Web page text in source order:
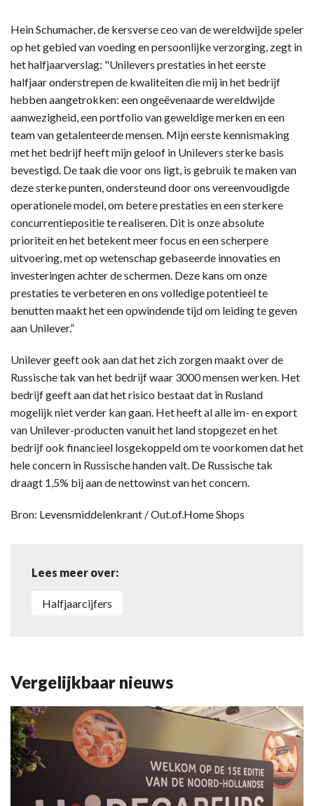
Hein Schumacher, de kersverse ceo van de wereldwijde speler
op het gebied van voeding en persoonlijke verzorging, zegt in
het halfjaarverslag: "Unilevers prestaties in het eerste
halfjaar onderstrepen de kwaliteiten die mij in het bedrijf
hebben aangetrokken: een ongeëvenaarde wereldwijde
aanwezigheid, een portfolio van geweldige merken en een
team van getalenteerde mensen. Mijn eerste kennismaking
met het bedrijf heeft mijn geloof in Unilevers sterke basis
bevestigd. De taak die voor ons ligt, is gebruik te maken van
deze sterke punten, ondersteund door ons vereenvoudigde
operationele model, om betere prestaties en een sterkere
concurrentiepositie te realiseren. Dit is onze absolute
prioriteit en het betekent meer focus en een scherpere
uitvoering, met op wetenschap gebaseerde innovaties en
investeringen achter de schermen. Deze kans om onze
prestaties te verbeteren en ons volledige potentieel te
benutten maakt het een opwindende tijd om leiding te geven
aan Unilever.”
Unilever geeft ook aan dat het zich zorgen maakt over de
Russische tak van het bedrijf waar 3000 mensen werken. Het
bedrijf geeft aan dat het risico bestaat dat in Rusland
mogelijk niet verder kan gaan. Het heeft al alle im- en export
van Unilever-producten vanuit het land stopgezet en het
bedrijf ook financieel losgekoppeld om te voorkomen dat het
hele concern in Russische handen valt. De Russische tak
draagt 1,5% bij aan de nettowinst van het concern.
Bron: Levensmiddelenkrant / Out.of.Home Shops
Lees meer over:
halfjaarcijfers
Vergelijkbaar nieuws